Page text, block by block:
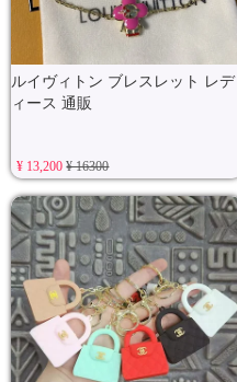
ルイヴィトン ブレスレット レデ
ィース 通販
¥ 13,200¥ 16300